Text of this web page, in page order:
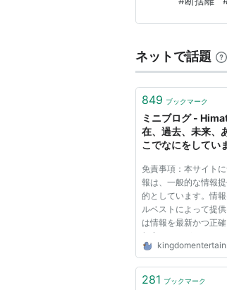
・ ・ その
ー…
ネットで話題
849 ブックマーク
ミニブログ -
在、過去、未来、
こでなにをしてい
免責事項：本サイト
報は、一般的な情報
的としています。情
ルベストによって提
は情報を最新かつ正
努力しますが、いかな
いても、ウェブサイト
サービス、関連グラフ
281 ブックマーク